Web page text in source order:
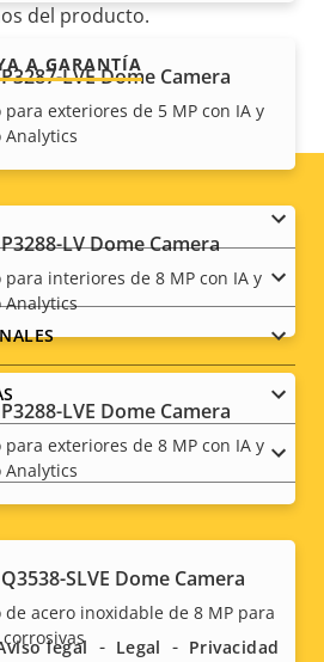
LVE Dome Camera
para exteriores de 5 MP con IA y
Analytics
LV Dome Camera
para interiores de 8 MP con IA y
Analytics
LVE Dome Camera
para exteriores de 8 MP con IA y
Analytics
SLVE Dome Camera
de acero inoxidable de 8 MP para
del producto.
A GARANTÍA
legal Legal Privacidad